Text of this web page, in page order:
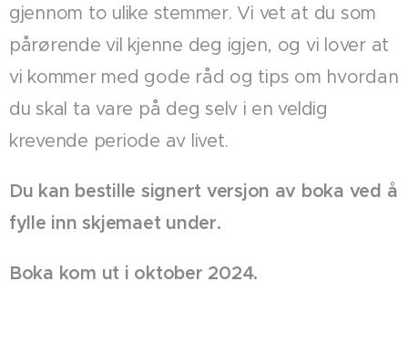
gjennom to ulike stemmer. Vi vet at du som
pårørende vil kjenne deg igjen, og vi lover at
vi kommer med gode råd og tips om hvordan
du skal ta vare på deg selv i en veldig
krevende periode av livet.
Du kan bestille signert versjon av boka ved å
fylle inn skjemaet under.
Boka kom ut i oktober 2024.